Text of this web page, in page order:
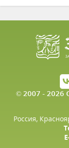
© 2007 - 2026
Россия,